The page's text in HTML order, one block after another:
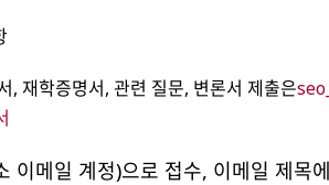
, 재학증명서, 관련 질문, 변론서 제출은
이메일 계정)으로 접수, 이메일 제목